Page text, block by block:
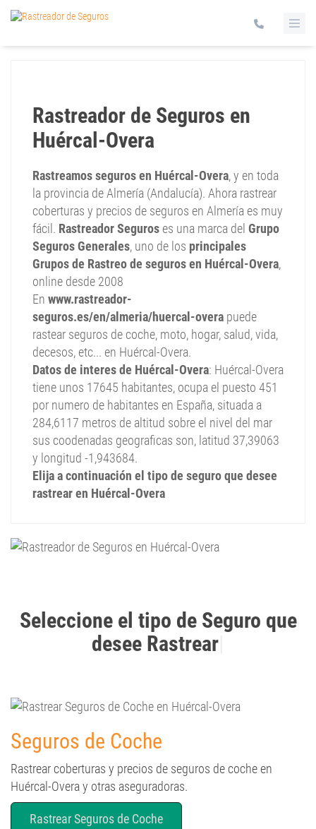
Rastreador de Seguros en
Huércal-Overa
Rastreamos seguros en Huércal-Overa, y en toda
la provincia de Almería (Andalucía). Ahora rastrear
coberturas y precios de seguros en Almería es muy
fácil. Rastreador Seguros es una marca del Grupo
Seguros Generales, uno de los principales
Grupos de Rastreo de seguros en Huércal-Overa,
online desde 2008
En www.rastreador-
seguros.es/en/almeria/huercal-overa puede
rastear seguros de coche, moto, hogar, salud, vida,
decesos, etc... en Huércal-Overa.
Datos de interes de Huércal-Overa: Huércal-Overa
tiene unos 17645 habitantes, ocupa el puesto 451
por numero de habitantes en España, situada a
284,6117 metros de altitud sobre el nivel del mar
sus coodenadas geograficas son, latitud 37,39063
y longitud -1,943684.
Elija a continuación el tipo de seguro que desee
rastrear en Huércal-Overa
Ra|
Seguros de Coche
Rastrear coberturas y precios de seguros de coche en
Huércal-Overa y otras aseguradoras.
Rastrear Seguros de Coche